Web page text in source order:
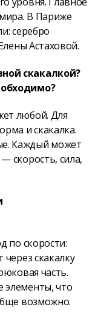
В Париже
серебро
Астаховой.
скакалкой?
любой. Для
и скакалка.
Каждый может
скорость, сила,
по скорости:
скакалку
часть.
элементы, что
возможно.